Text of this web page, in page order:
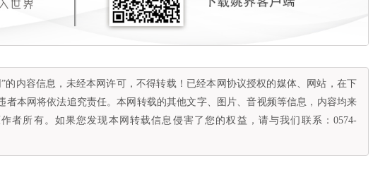
的内容信息，未经本网许可，不得转载！已经本网协议授权的媒体、网站，在下
者本网将依法追究责任。本网转载的其他文字、图片、音视频等信息，内容均来
者所有。如果您发现本网转载信息侵害了您的权益，请与我们联系：0574-